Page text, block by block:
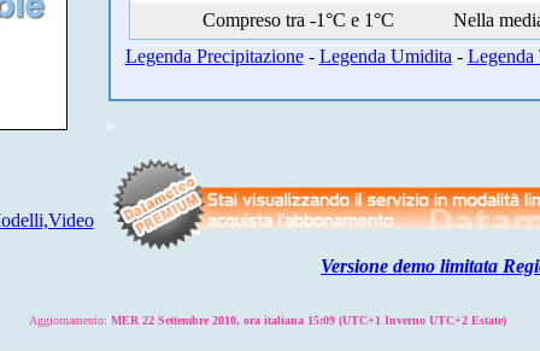
Compreso tra -1°C e 1°C
Nella
Legenda Precipitazione- Legenda Umidita - Legenda
Versione demo limitata
Aggiornamento: MER 22 Settembre 2010, ora italiana 15:09 (UTC+1 Inverno UTC+2 Estate)